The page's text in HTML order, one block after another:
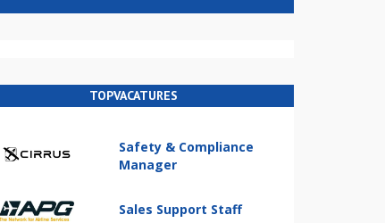
TOPVACATURES
Safety & Compliance
Manager
Sales Support Staff